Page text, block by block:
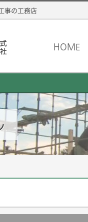
事の工務店
HOME